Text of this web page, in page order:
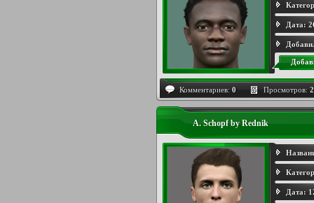
Дата:
Комментариев: 0 Просмотров:
A. Schopf by Rednik
Дата: